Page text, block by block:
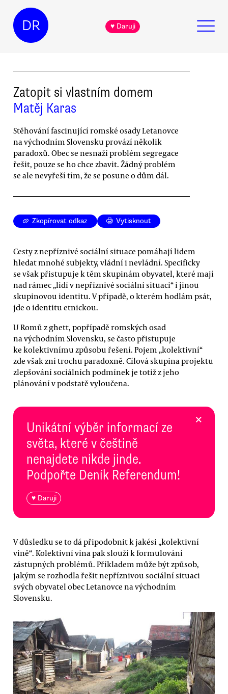
DR ♥ Daruji
Zatopit si vlastním domem
Matěj Karas
Stěhování fascinující romské osady Letanovce
na východním Slovensku provází několik
paradoxů. Obec se nesnaží problém segregace
řešit, pouze se ho chce zbavit. Žádný problém
se ale nevyřeší tím, že se posune o dům dál.
Zkopírovat odkaz Vytisknout
Cesty z nepříznivé sociální situace pomáhají lidem
hledat mnohé subjekty, vládní i nevládní. Specificky
se však přistupuje k těm skupinám obyvatel, které mají
nad rámec „lidí v nepříznivé sociální situaci“ i jinou
skupinovou identitu. V případě, o kterém hodlám psát,
jde o identitu etnickou.
U Romů z ghett, popřípadě romských osad
na východním Slovensku, se často přistupuje
ke kolektivnímu způsobu řešení. Pojem „kolektivní“
zde však zní trochu paradoxně. Cílová skupina projektu
zlepšování sociálních podmínek je totiž z jeho
plánování v podstatě vyloučena.
Unikátní výběr informací ze
světa, které v češtině
nenajdete nikde jinde.
Podpořte Deník Referendum!
♥ Daruji
×
V důsledku se to dá připodobnit k jakési „kolektivní
vině“. Kolektivní vina pak slouží k formulování
zástupných problémů. Příkladem může být způsob,
jakým se rozhodla řešit nepříznivou sociální situaci
svých obyvatel obec Letanovce na východním
Slovensku.